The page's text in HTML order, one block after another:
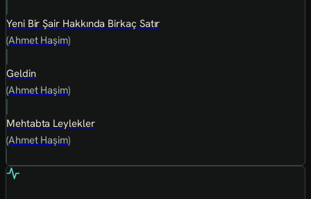
Yeni Bir Şair Hakkında Birkaç Satır
(Ahmet Haşim)
Geldin
(Ahmet Haşim)
Mehtabta Leylekler
(Ahmet Haşim)